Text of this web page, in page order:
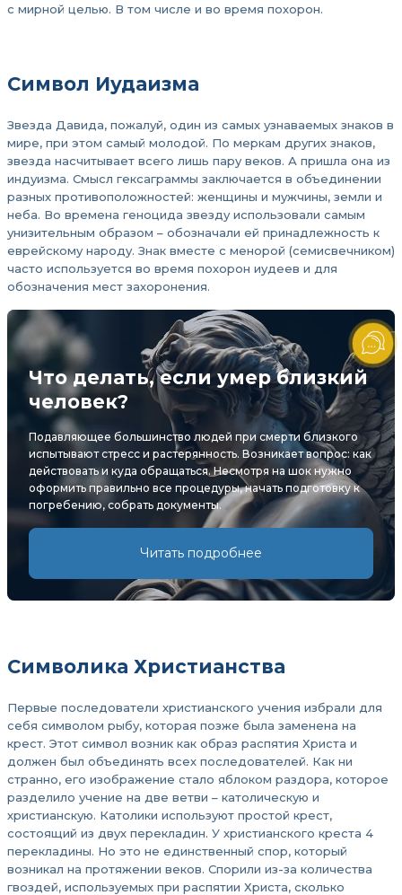
с мирной целью. В том числе и во время похорон.
Символ Иудаизма
Звезда Давида, пожалуй, один из самых узнаваемых знаков в
мире, при этом самый молодой. По меркам других знаков,
звезда насчитывает всего лишь пару веков. А пришла она из
индуизма. Смысл гексаграммы заключается в объединении
разных противоположностей: женщины и мужчины, земли и
неба. Во времена геноцида звезду использовали самым
унизительным образом – обозначали ей принадлежность к
еврейскому народу. Знак вместе с менорой (семисвечником)
часто используется во время похорон иудеев и для
обозначения мест захоронения.
Что делать, если умер близкий
человек?
Подавляющее большинство людей при смерти близкого
испытывают стресс и растерянность. Возникает вопрос: как
действовать и куда обращаться. Несмотря на шок нужно
оформить правильно все процедуры, начать подготовку к
погребению, собрать документы.
Читать подробнее
Символика Христианства
Первые последователи христианского учения избрали для
себя символом рыбу, которая позже была заменена на
крест. Этот символ возник как образ распятия Христа и
должен был объединять всех последователей. Как ни
странно, его изображение стало яблоком раздора, которое
разделило учение на две ветви – католическую и
христианскую. Католики используют простой крест,
состоящий из двух перекладин. У христианского креста 4
перекладины. Но это не единственный спор, который
возникал на протяжении веков. Спорили из-за количества
гвоздей, используемых при распятии Христа, сколько